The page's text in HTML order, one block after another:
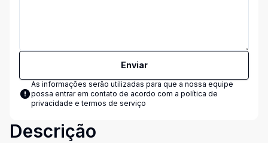
Enviar
As informações serão utilizadas para que a nossa equipe
possa entrar em contato de acordo com a política de
privacidade e termos de serviço
Descrição